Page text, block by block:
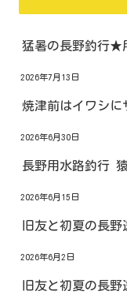
猛暑の長野釣行★
2026年7月13日
焼津前はイワシ
2026年6月30日
長野用水路釣行
2026年6月15日
旧友と初夏の長
2026年6月2日
旧友と初夏の長